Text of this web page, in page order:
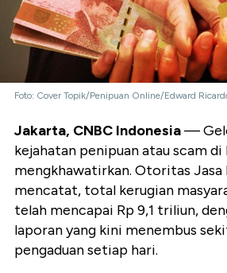
Foto: Cover Topik/Penipuan Online/Edward
Jakarta, CNBC Indonesia—
kejahatan penipuan atau scam di
mengkhawatirkan. Otoritas Jasa
mencatat, total kerugian
telah mencapai Rp 9,1 triliun,
laporan yang kini menembus
pengaduan setiap hari.